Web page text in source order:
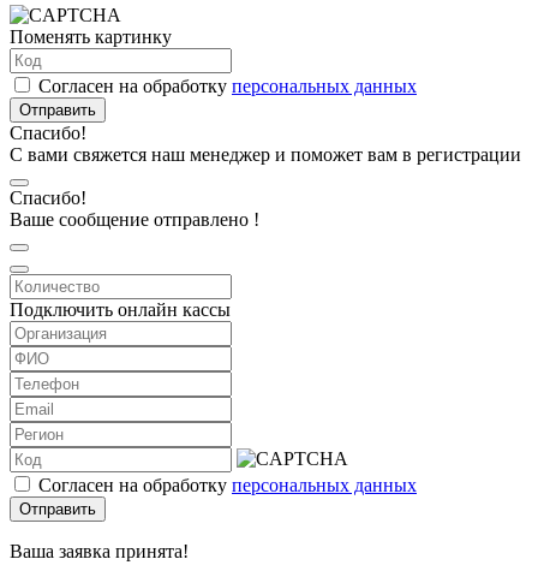
Поменять картинку
Согласен на обработку персональных данных
Отправить
Спасибо!
С вами свяжется наш менеджер и поможет вам в регистрации
Спасибо!
Ваше сообщение отправлено !
Подключить онлайн кассы
Согласен на обработку персональных данных
Отправить
Ваша заявка принята!